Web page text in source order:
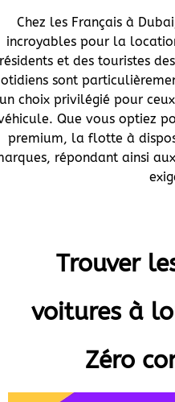
Chez les Français à
incroyables pour la
et des touristes
sont
choix privilégié pour
Que vous optiez
premium, la flotte à
répondant ainsi
Trouver
voitures à
Zéro